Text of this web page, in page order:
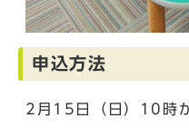
申込方法
2月15日（日）10時